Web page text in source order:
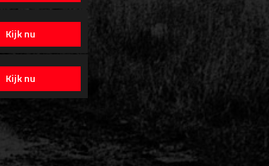
Kijk nu
Kijk nu